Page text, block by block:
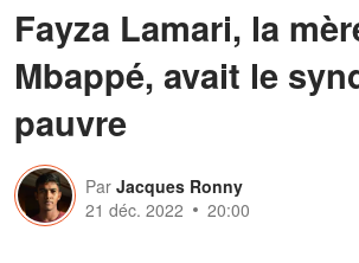
Fayza Lamari, la
Mbappé, avait le
pauvre
Par Jacques Ronny
21 déc. 2022
20:00